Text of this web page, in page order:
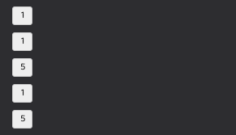
1
1
5
1
5